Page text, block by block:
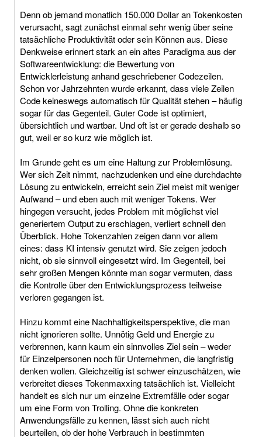
Denn ob jemand monatlich 150.000 Dollar an Tokenkosten
verursacht, sagt zunächst einmal sehr wenig über seine
tatsächliche Produktivität oder sein Können aus. Diese
Denkweise erinnert stark an ein altes Paradigma aus der
Softwareentwicklung: die Bewertung von
Entwicklerleistung anhand geschriebener Codezeilen.
Schon vor Jahrzehnten wurde erkannt, dass viele Zeilen
Code keineswegs automatisch für Qualität stehen – häufig
sogar für das Gegenteil. Guter Code ist optimiert,
übersichtlich und wartbar. Und oft ist er gerade deshalb so
gut, weil er so kurz wie möglich ist.
Im Grunde geht es um eine Haltung zur Problemlösung.
Wer sich Zeit nimmt, nachzudenken und eine durchdachte
Lösung zu entwickeln, erreicht sein Ziel meist mit weniger
Aufwand – und eben auch mit weniger Tokens. Wer
hingegen versucht, jedes Problem mit möglichst viel
generiertem Output zu erschlagen, verliert schnell den
Überblick. Hohe Tokenzahlen zeigen dann vor allem
eines: dass KI intensiv genutzt wird. Sie zeigen jedoch
nicht, ob sie sinnvoll eingesetzt wird. Im Gegenteil, bei
sehr großen Mengen könnte man sogar vermuten, dass
die Kontrolle über den Entwicklungsprozess teilweise
verloren gegangen ist.
Hinzu kommt eine Nachhaltigkeitsperspektive, die man
nicht ignorieren sollte. Unnötig Geld und Energie zu
verbrennen, kann kaum ein sinnvolles Ziel sein – weder
für Einzelpersonen noch für Unternehmen, die langfristig
denken wollen. Gleichzeitig ist schwer einzuschätzen, wie
verbreitet dieses Tokenmaxxing tatsächlich ist. Vielleicht
handelt es sich nur um einzelne Extremfälle oder sogar
um eine Form von Trolling. Ohne die konkreten
Anwendungsfälle zu kennen, lässt sich auch nicht
beurteilen, ob der hohe Verbrauch in bestimmten